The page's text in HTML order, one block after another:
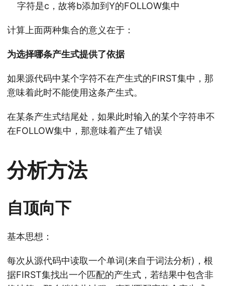
字符是c，故将b添加到Y的FOLLOW集中
计算上面两种集合的意义在于：
为选择哪条产生式提供了依据
如果源代码中某个字符不在产生式的FIRST集中，那
意味着此时不能使用这条产生式。
在某条产生式结尾处，如果此时输入的某个字符串不
在FOLLOW集中，那意味着产生了错误
分析方法
自顶向下
基本思想：
每次从源代码中读取一个单词(来自于词法分析)，根
据FIRST集找出一个匹配的产生式，若结果中包含非